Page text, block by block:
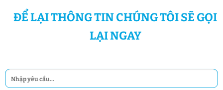
ĐỂ LẠI THÔNG TIN CHÚNG TÔI SẼ GỌI
LẠI NGAY